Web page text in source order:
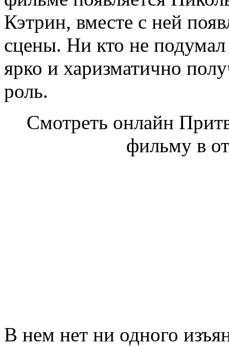
Кэтрин, вместе с ней
сцены. Ни кто не
ярко и харизматично
роль.
Смотреть онлайн
фильму в
В нем нет ни одного